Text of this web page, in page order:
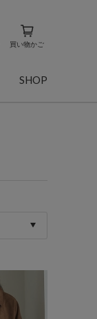
買い物かご
SHOP